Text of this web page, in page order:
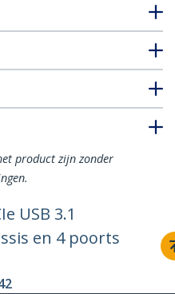
product zijn zonder
USB 3.1
en 4 poorts